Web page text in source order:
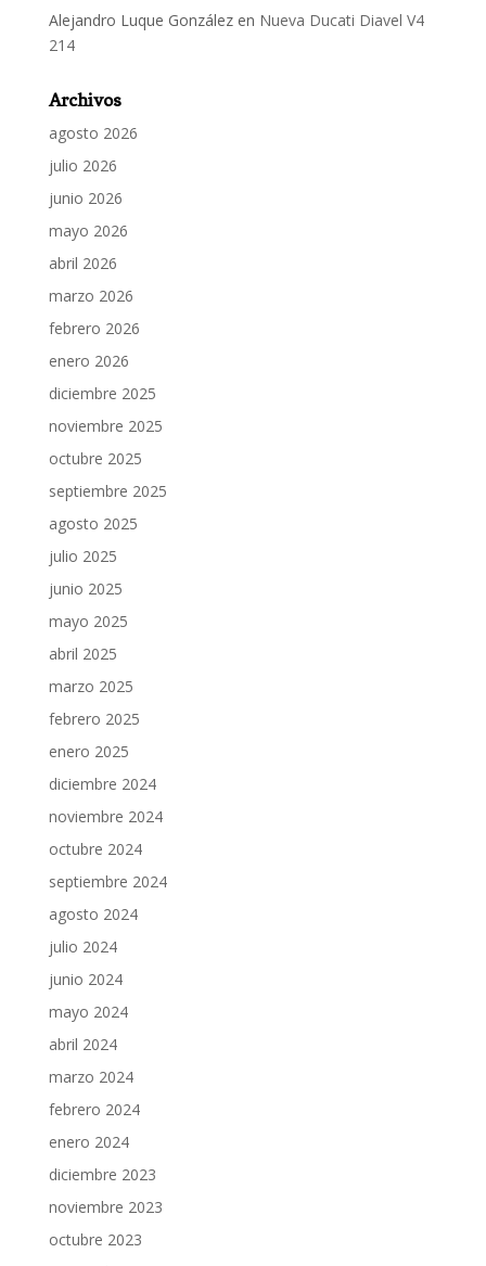
Alejandro Luque Gonzálezen Nueva Ducati Diavel V4
214
Archivos
agosto 2026
julio 2026
junio 2026
mayo 2026
abril 2026
marzo 2026
febrero 2026
enero 2026
diciembre 2025
noviembre 2025
octubre 2025
septiembre 2025
agosto 2025
julio 2025
junio 2025
mayo 2025
abril 2025
marzo 2025
febrero 2025
enero 2025
diciembre 2024
noviembre 2024
octubre 2024
septiembre 2024
agosto 2024
julio 2024
junio 2024
mayo 2024
abril 2024
marzo 2024
febrero 2024
enero 2024
diciembre 2023
noviembre 2023
octubre 2023